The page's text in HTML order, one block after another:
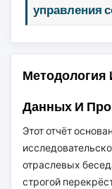
управления
Методология
Данных И
Этот отчёт
отраслевых
строгой